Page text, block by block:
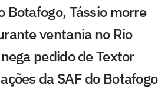
Botafogo, Tássio morre
ventania no Rio
pedido de Textor
da SAF do Botafogo